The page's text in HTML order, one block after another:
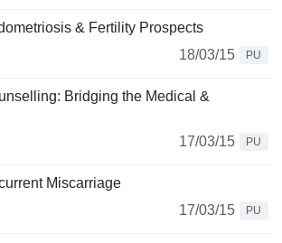
& Fertility Prospects
18/03/15
PU
Bridging the Medical &
17/03/15
PU
Miscarriage
17/03/15
PU